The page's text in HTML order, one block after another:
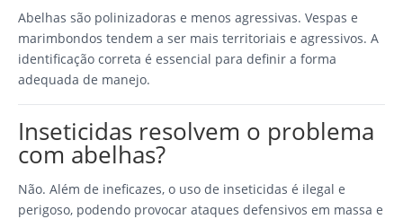
Abelhas são polinizadoras e menos agressivas. Vespas e
marimbondos tendem a ser mais territoriais e agressivos. A
identificação correta é essencial para definir a forma
adequada de manejo.
Inseticidas resolvem o problema
com abelhas?
Não. Além de ineficazes, o uso de inseticidas é ilegal e
perigoso, podendo provocar ataques defensivos em massa e